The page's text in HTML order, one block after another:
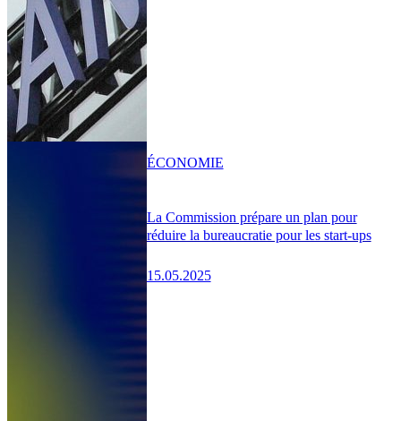
La Commission prépare un plan pour
réduire la bureaucratie pour les start-ups
15.05.2025
ÉCONOMIE